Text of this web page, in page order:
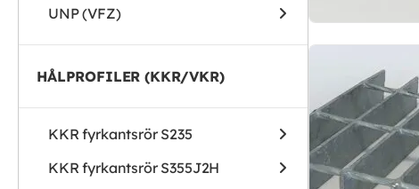
UNP (VFZ)
HÅLPROFILER (KKR/VKR)
KKR fyrkantsrör S235
KKR fyrkantsrör S355J2H